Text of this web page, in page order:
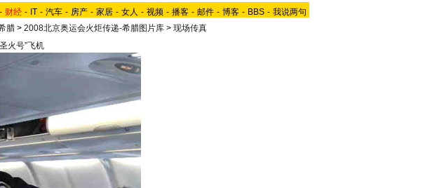
- 财经 - IT - 汽车 - 房产 - 家居 - 女人 - 视频 - 播客 - 邮件 - 博客 - BBS - 我说两句
腊 > 2008北京奥运会火炬传递-希腊图片库 > 现场传真
火号”飞机